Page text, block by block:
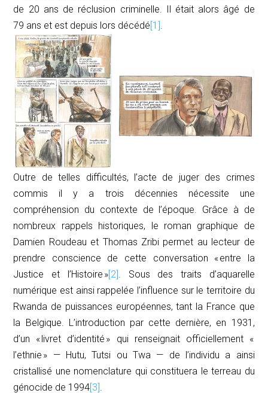
de 20 ans de réclusion criminelle. Il était alors âgé de
79 ans et est depuis lors décédé[1].
Outre de telles difficultés, l’acte de juger des crimes
commis il y a trois décennies nécessite une
compréhension du contexte de l’époque. Grâce à de
nombreux rappels historiques, le roman graphique de
Damien Roudeau et Thomas Zribi permet au lecteur de
prendre conscience de cette conversation « entre la
Justice et l’Histoire »[2] . Sous des traits d’aquarelle
numérique est ainsi rappelée l’influence sur le territoire du
Rwanda de puissances européennes, tant la France que
la Belgique. L’introduction par cette dernière, en 1931,
d’un « livret d’identité » qui renseignait officiellement «
l’ethnie » — Hutu, Tutsi ouTwa — de l’individu a ainsi
cristallisé une nomenclature qui constituera le terreau du
génocide de 1994[3]